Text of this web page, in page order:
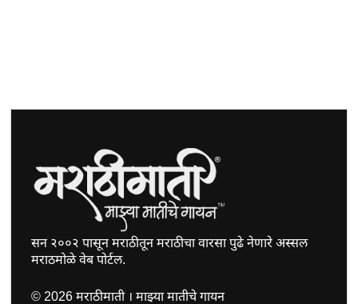
सन २००२ पासून मराठीतून मराठीचा वारसा पुढे नेणारे अस्सल
मराठमोळे वेब पोर्टल.
© 2026मराठीमाती । माझ्या मातीचे गायन